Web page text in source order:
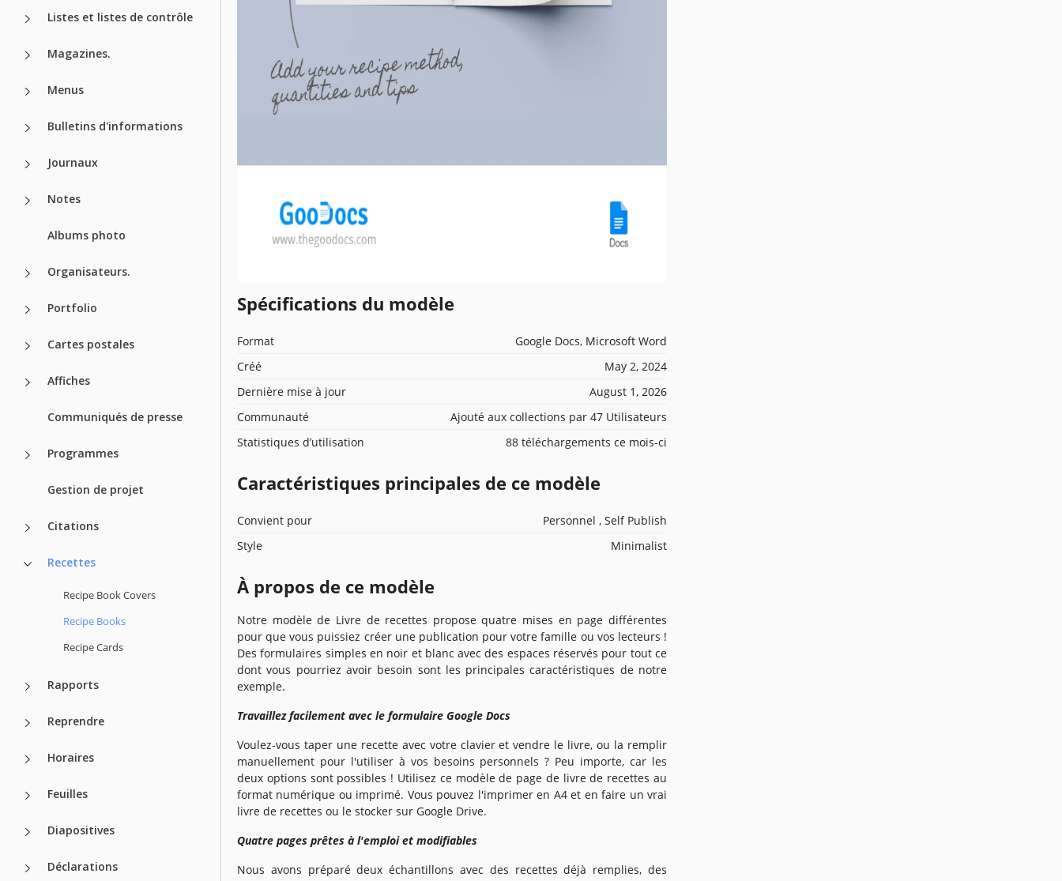
Listes et listes de contrôle
Magazines.
Menus
Bulletins d'informations
Journaux
Notes
Albums photo
Organisateurs.
Portfolio
Cartes postales
Affiches
Communiqués de presse
Programmes
Gestion de projet
Citations
Recettes
Recipe Book Covers
Recipe Books
Recipe Cards
Rapports
Reprendre
Horaires
Feuilles
Diapositives
Déclarations
Spécifications du modèle
Format
Google Docs, Microsoft Word
Créé
May 2, 2024
Dernière mise à jour
August 1, 2026
Communauté
Ajouté aux collections par 47 Utilisateurs
Statistiques d’utilisation
88 téléchargements ce mois-ci
Caractéristiques principales de ce modèle
Convient pour
Personnel , Self Publish
Style
Minimalist
À propos de ce modèle
Notre modèle de Livre de recettes propose quatre mises en page différentes
pour que vous puissiez créer une publication pour votre famille ou vos lecteurs !
Des formulaires simples en noir et blanc avec des espaces réservés pour tout ce
dont vous pourriez avoir besoin sont les principales caractéristiques de notre
exemple.
Travaillez facilement avec le formulaire Google Docs
Voulez-vous taper une recette avec votre clavier et vendre le livre, ou la remplir
manuellement pour l'utiliser à vos besoins personnels ? Peu importe, car les
deux options sont possibles ! Utilisez ce modèle de page de livre de recettes au
format numérique ou imprimé. Vous pouvez l'imprimer en A4 et en faire un vrai
livre de recettes ou le stocker sur Google Drive.
Quatre pages prêtes à l'emploi et modifiables
Nous avons préparé deux échantillons avec des recettes déjà remplies, des